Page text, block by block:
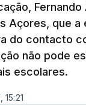
Fernando
Açores, que a
do contacto
não pode
escolares.